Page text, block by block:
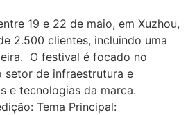
19 e 22 de maio, em Xuzhou,
2.500 clientes, incluindo uma
O festival é focado no
setor de infraestrutura e
e tecnologias da marca.
Tema Principal: